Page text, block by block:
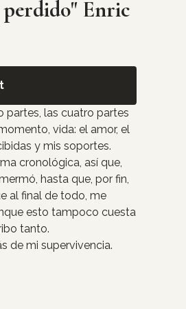
Enric
partes, las cuatro partes
vida: el amor, el
y mis soportes.
cronológica, así que,
hasta que, por fin,
al final de todo, me
esto tampoco cuesta
tanto.
de mi supervivencia.